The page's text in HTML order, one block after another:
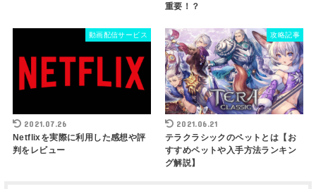
重要！？
動画配信サービス
2021.07.26
Netflixを実際に利用した感想や評
判をレビュー
攻略記事
2021.06.21
テラクラシックのペットとは【お
すすめペットや入手方法ランキン
グ解説】